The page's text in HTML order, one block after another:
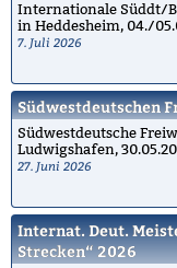
Internationale Süddt/
in Heddesheim, 04./
7. Juli 2026
Südwestdeutschen
Südwestdeutsche
Ludwigshafen,
27. Juni 2026
Internat. Deut.
Strecken“ 2026